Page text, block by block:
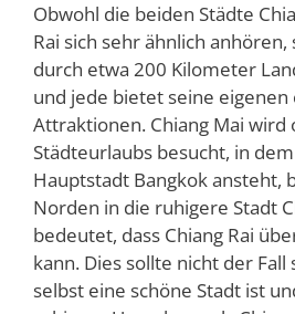
Obwohl die beiden Städte
Rai sich sehr ähnlich anhören,
durch etwa 200 Kilometer
und jede bietet seine eigenen
Attraktionen. Chiang Mai
Städteurlaubs besucht, in
Hauptstadt Bangkok ansteht,
Norden in die ruhigere Stadt
bedeutet, dass Chiang Rai
kann. Dies sollte nicht der Fall
selbst eine schöne Stadt ist